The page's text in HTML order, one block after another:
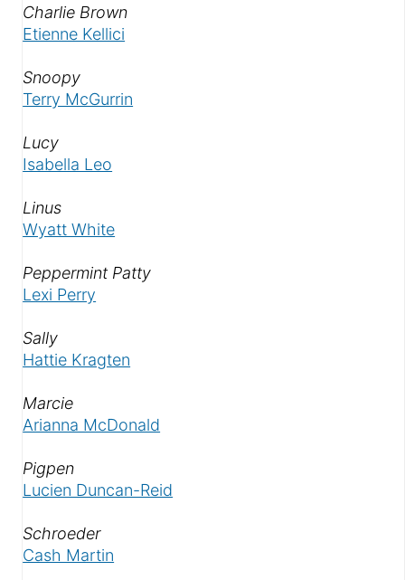
Als «
Charlie Brown»
Etienne Kellici
Als «
Snoopy»
Terry McGurrin
Als «
Lucy»
Isabella Leo
Als «
Linus»
Wyatt White
Als «
Peppermint Patty»
Lexi Perry
Als «
Sally»
Hattie Kragten
Als «
Marcie»
Arianna McDonald
Als «
Pigpen»
Lucien Duncan-Reid
Als «
Schroeder»
Cash Martin